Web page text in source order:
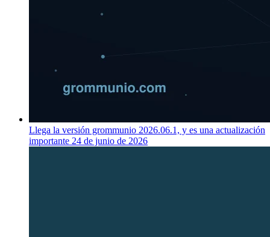
Llega la versión grommunio 2026.06.1, y es una actualización
importante 24 de junio de 2026